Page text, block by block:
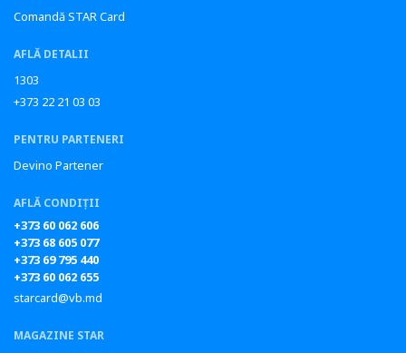
Comandă STAR Card
AFLĂ DETALII
1303
+373 22 21 03 03
PENTRU PARTENERI
Devino Partener
AFLĂ CONDIȚII
+373 60 062 606
+373 68 605 077
+373 69 795 440
+373 60 062 655
starcard@vb.md
MAGAZINE STAR